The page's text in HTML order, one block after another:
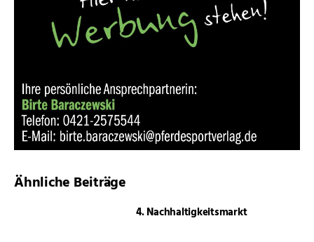
Ähnliche Beiträge
4. Nachhaltigkeitsmarkt